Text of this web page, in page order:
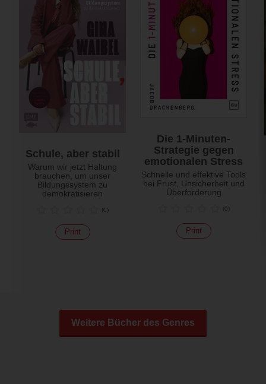
Schule, aber stabil
Warum wir jetzt Haltung
brauchen, um unser
Bildungssystem zu
demokratisieren
(0)
Print
Die 1-Minuten-
Strategie gegen
emotionalen Stress
Schnelle und effektive Tools
bei Frust, Unsicherheit und
Überforderung
(0)
Print
Weitere Bücher des Genres